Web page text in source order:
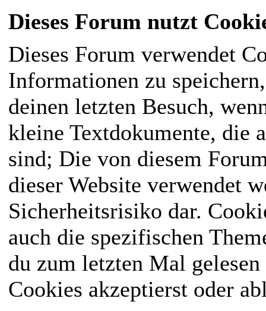
Dieses Forum nutzt
Dieses Forum verwendet
Informationen zu
deinen letzten Besuch,
kleine Textdokumente, die
sind; Die von diesem
dieser Website verwendet
Sicherheitsrisiko dar.
auch die spezifischen
du zum letzten Mal
Cookies akzeptierst oder